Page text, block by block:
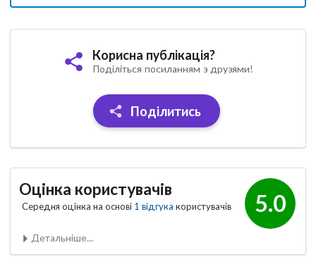
Корисна публікація?
Поділіться посиланням з друзями!
Поділитись
5.0
Оцінка користувачів
Середня оцінка на основі 1 відгука користувачів
Детальніше...